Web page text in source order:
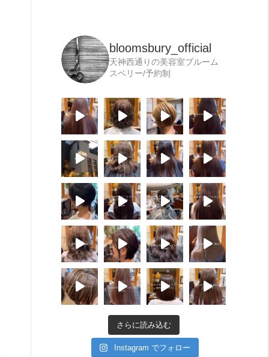
bloomsbury_official
天神西通りの美容室ブルーム
スベリー/予約制
さらに読み込む
Instagram でフォロー